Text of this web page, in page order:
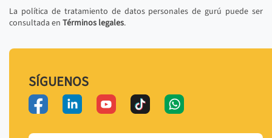
La política de tratamiento de datos personales de gurú puede ser
consultada en Términos legales.
SÍGUENOS